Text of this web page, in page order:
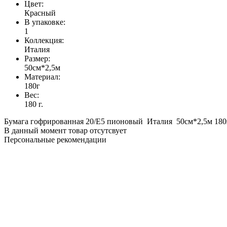
Цвет:
Красный
В упаковке:
1
Коллекция:
Италия
Размер:
50см*2,5м
Материал:
180г
Вес:
180 г.
Бумага гофрированная 20/E5 пионовый Италия 50см*2,5м
В данный момент товар отсутсвует
Персональные рекомендации